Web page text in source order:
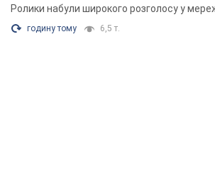
Відео
Ролики набули широкого розголосу у
годину тому 6,5 т.